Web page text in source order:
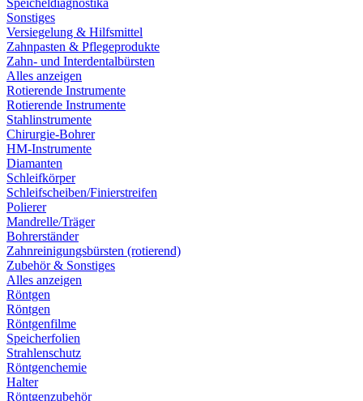
Speicheldiagnostika
Sonstiges
Versiegelung & Hilfsmittel
Zahnpasten & Pflegeprodukte
Zahn- und Interdentalbürsten
Alles anzeigen
Rotierende Instrumente
Rotierende Instrumente
Stahlinstrumente
Chirurgie-Bohrer
HM-Instrumente
Diamanten
Schleifkörper
Schleifscheiben/Finierstreifen
Polierer
Mandrelle/Träger
Bohrerständer
Zahnreinigungsbürsten (rotierend)
Zubehör & Sonstiges
Alles anzeigen
Röntgen
Röntgen
Röntgenfilme
Speicherfolien
Strahlenschutz
Röntgenchemie
Halter
Röntgenzubehör